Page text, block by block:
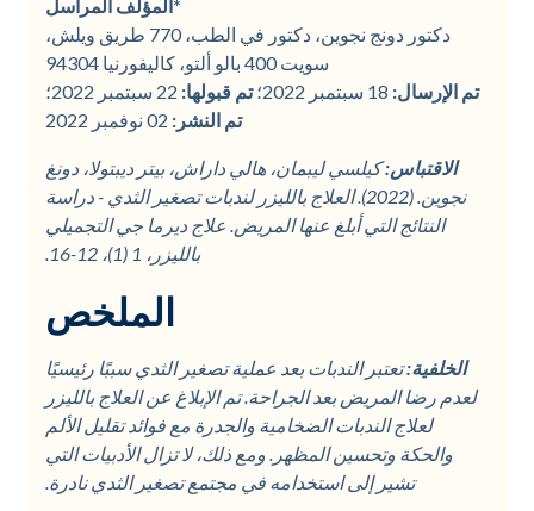
*المؤلف المراسل
دكتور دونج نجوين، دكتور في الطب، 770 طريق ويلش،
سويت 400 بالو ألتو، كاليفورنيا 94304
تم الإرسال: 18 سبتمبر 2022؛ تم قبولها: 22 سبتمبر 2022؛
تم النشر: 02 نوفمبر 2022
الاقتباس:كيلسي ليبمان، هالي داراش، بيتر ديبتولا، دونغ
نجوين. (2022). العلاج بالليزر لندبات تصغير الثدي - دراسة
النتائج التي أبلغ عنها المريض. علاج ديرما جي التجميلي
بالليزر، 1 (1)، 12-16.
الملخص
الخلفية:تعتبر الندبات بعد عملية تصغير الثدي سببًا رئيسيًا
لعدم رضا المريض بعد الجراحة. تم الإبلاغ عن العلاج بالليزر
لعلاج الندبات الضخامية والجدرة مع فوائد تقليل الألم
والحكة وتحسين المظهر. ومع ذلك، لا تزال الأدبيات التي
تشير إلى استخدامه في مجتمع تصغير الثدي نادرة.